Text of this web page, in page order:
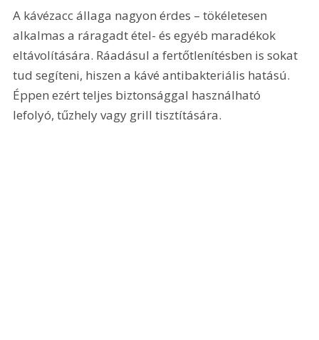
A kávézacc állaga nagyon érdes – tökéletesen
alkalmas a ráragadt étel- és egyéb maradékok
eltávolítására. Ráadásul a fertőtlenítésben is sokat
tud segíteni, hiszen a kávé antibakteriális hatású.
Éppen ezért teljes biztonsággal használható
lefolyó, tűzhely vagy grill tisztítására.